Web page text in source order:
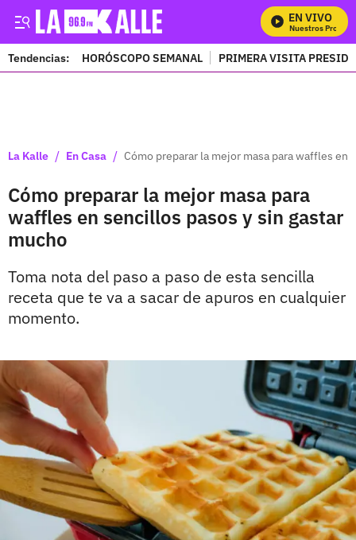
EN VIVO
Mira Todos Nuestros
Tendencias: HORÓSCOPO SEMANAL PRIMERA VISITA
La Kalle / En Casa / Cómo preparar la mejor masa para waffles en
Cómo preparar la mejor masa para
waffles en sencillos pasos y sin gastar
mucho
Toma nota del paso a paso de esta sencilla
receta que te va a sacar de apuros en cualquier
momento.